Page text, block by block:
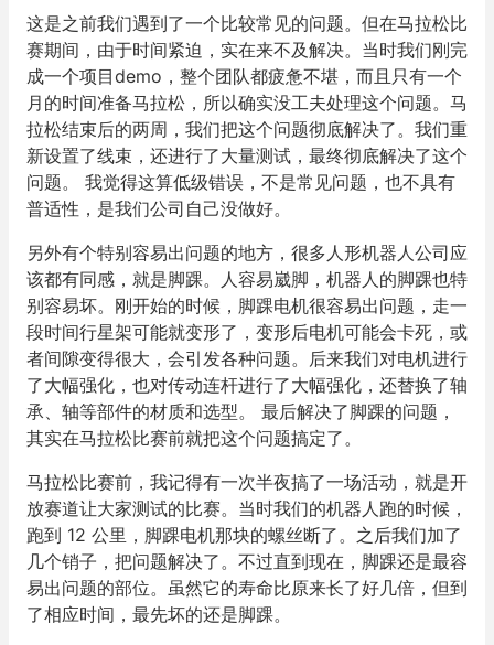
这是之前我们遇到了一个比较常见的问题。但在马拉松比
赛期间，由于时间紧迫，实在来不及解决。当时我们刚完
成一个项目demo，整个团队都疲惫不堪，而且只有一个
月的时间准备马拉松，所以确实没工夫处理这个问题。马
拉松结束后的两周，我们把这个问题彻底解决了。我们重
新设置了线束，还进行了大量测试，最终彻底解决了这个
问题。 我觉得这算低级错误，不是常见问题，也不具有
普适性，是我们公司自己没做好。
另外有个特别容易出问题的地方，很多人形机器人公司应
该都有同感，就是脚踝。人容易崴脚，机器人的脚踝也特
别容易坏。刚开始的时候，脚踝电机很容易出问题，走一
段时间行星架可能就变形了，变形后电机可能会卡死，或
者间隙变得很大，会引发各种问题。后来我们对电机进行
了大幅强化，也对传动连杆进行了大幅强化，还替换了轴
承、轴等部件的材质和选型。 最后解决了脚踝的问题，
其实在马拉松比赛前就把这个问题搞定了。
马拉松比赛前，我记得有一次半夜搞了一场活动，就是开
放赛道让大家测试的比赛。当时我们的机器人跑的时候，
跑到 12 公里，脚踝电机那块的螺丝断了。之后我们加了
几个销子，把问题解决了。不过直到现在，脚踝还是最容
易出问题的部位。虽然它的寿命比原来长了好几倍，但到
了相应时间，最先坏的还是脚踝。